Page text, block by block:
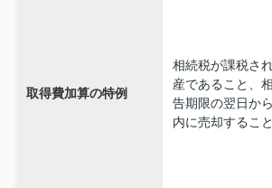
取得費加算の特例
相続税が課税さ
産であること、
告期限の翌日か
内に売却すること